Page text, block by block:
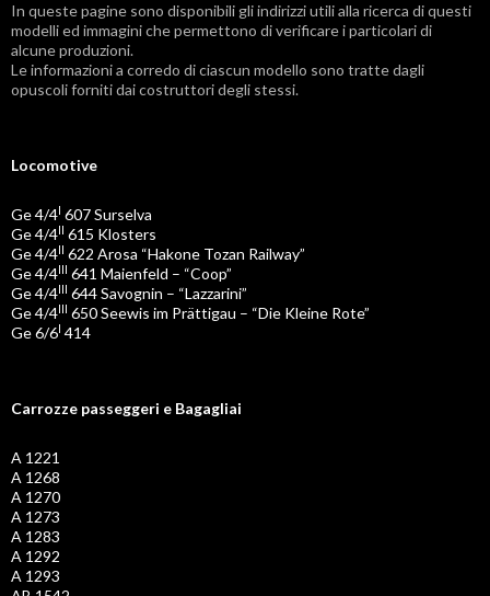
In queste pagine sono disponibili gli indirizzi utili alla ricerca di questi
modelli ed immagini che permettono di verificare i particolari di
alcune produzioni.
Le informazioni a corredo di ciascun modello sono tratte dagli
opuscoli forniti dai costruttori degli stessi.
Locomotive
Ge 4/4I 607 Surselva
Ge 4/4II 615 Klosters
Ge 4/4II 622 Arosa “Hakone Tozan Railway”
Ge 4/4III 641 Maienfeld – “Coop”
Ge 4/4III 644 Savognin – “Lazzarini”
Ge 4/4III 650 Seewis im Prättigau – “Die Kleine Rote”
Ge 6/6I 414
Carrozze passeggeri e Bagagliai
A 1221
A 1268
A 1270
A 1273
A 1283
A 1292
A 1293